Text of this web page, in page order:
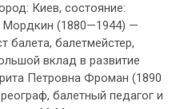
Киев, состояние:
Мордкин (1880—1944) —
балета, балетмейстер,
вклад в развитие
Петровна Фроман (1890
балетный педагог и